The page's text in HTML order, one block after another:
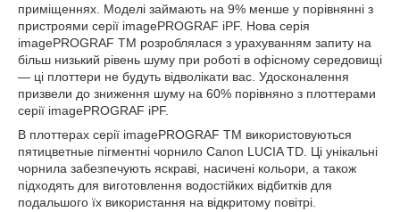
приміщеннях. Моделі займають на 9% менше у порівнянні з
пристроями серії imagePROGRAF iPF. Нова серія
imagePROGRAF TM розроблялася з урахуванням запиту на
більш низький рівень шуму при роботі в офісному середовищі
— ці плоттери не будуть відволікати вас. Удосконалення
призвели до зниження шуму на 60% порівняно з плоттерами
серії imagePROGRAF iPF.
В плоттерах серії imagePROGRAF TM використовуються
пятицветные пігментні чорнило Canon LUCIA TD. Ці унікальні
чорнила забезпечують яскраві, насичені кольори, а також
підходять для виготовлення водостійких відбитків для
подальшого їх використання на відкритому повітрі.